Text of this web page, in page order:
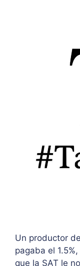
Un productor
pagaba el
que la SAT le